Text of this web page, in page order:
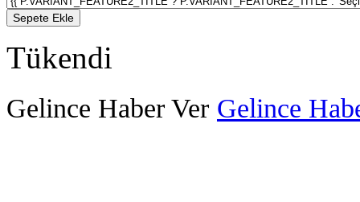
Sepete Ekle
Tükendi
Gelince Haber Ver Gelince